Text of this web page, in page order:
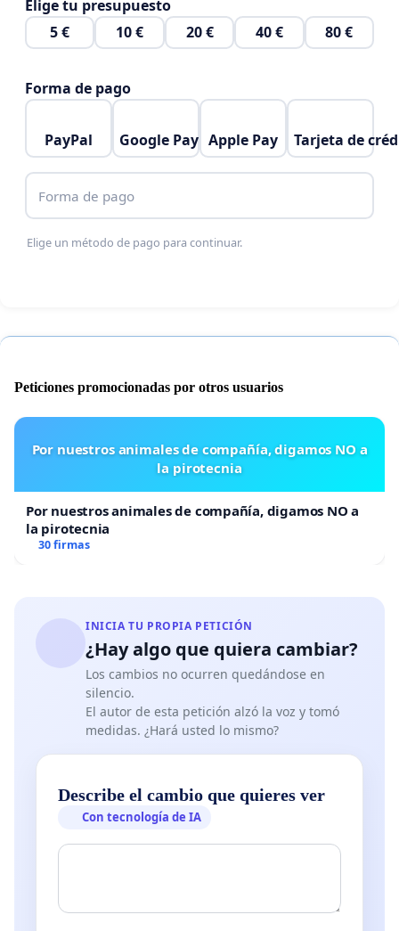
Elige tu presupuesto
5 €
10 € 20 € 40 € 80 €
Forma de pago
PayPal Google Pay Apple Pay Tarjeta de
Forma de pago
Elige un método de pago para continuar.
Peticiones promocionadas por otros usuarios
Por nuestros animales de compañía, digamos NO a
la pirotecnia
Por nuestros animales de compañía, digamos NO a
la pirotecnia
30 firmas
INICIA TU PROPIA PETICIÓN
¿Hay algo que quiera cambiar?
Los cambios no ocurren quedándose en
silencio.
El autor de esta petición alzó la voz y tomó
medidas. ¿Hará usted lo mismo?
Describe el cambio que quieres ver
Con tecnología de IA